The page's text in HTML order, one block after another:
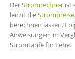
DerStromrechner ist
leicht dieStrompreise
berechnen lassen.
Anweisungen im
Stromtarife für Lehe.